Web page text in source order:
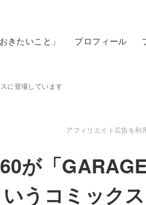
きたいこと」 プロフィール
に登場しています
アフィリエイト広告を利
が「GARAGE
うコミック